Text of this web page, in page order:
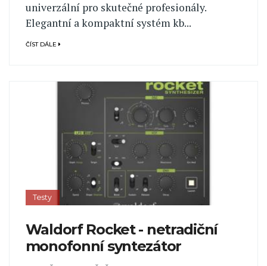
univerzální pro skutečné profesionály.
Elegantní a kompaktní systém kb...
ČÍST DÁLE
Testy
Waldorf Rocket - netradiční
monofonní syntezátor